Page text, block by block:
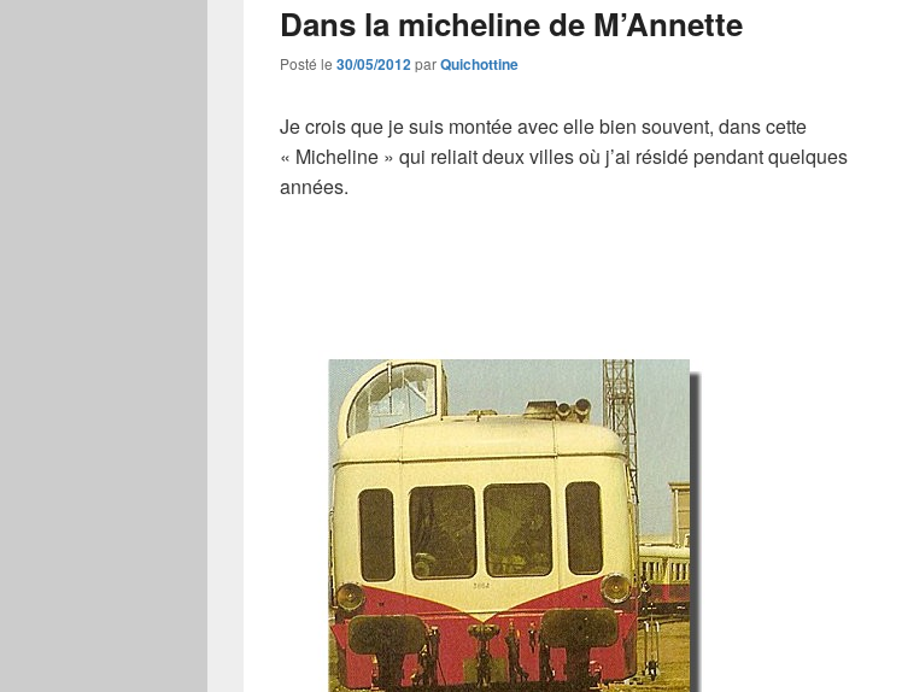
Dans la micheline de M’Annette
Posté le 30/05/2012parQuichottine
Je crois que je suis montée avec elle bien souvent, dans cette
« Micheline » qui reliait deux villes où j’ai résidé pendant quelques
années.